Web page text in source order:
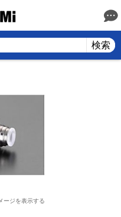
検索
ージを表示する